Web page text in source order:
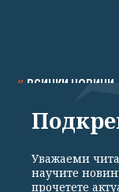
ВСИЧКИ НОВИНИ
СПОРТ
Уважаеми
научите
прочетете